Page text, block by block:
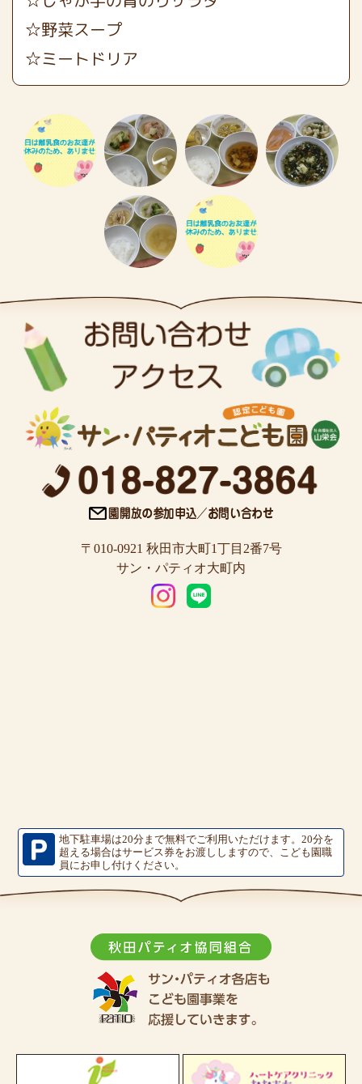
☆野菜スープ
☆ミートドリア
〒010-0921 秋田市大町1丁目2番7号
サン・パティオ大町内
地下駐車場は20分まで無料でご利用いただけます。20分を
超える場合はサービス券をお渡ししますので、こども園職
員にお申し付けください。